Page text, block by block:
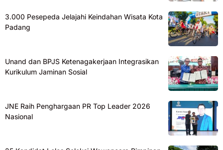
3.000 Pesepeda Jelajahi Keindahan Wisata Kota
Padang
Unand dan BPJS Ketenagakerjaan Integrasikan
Kurikulum Jaminan Sosial
JNE Raih Penghargaan PR Top Leader 2026
Nasional